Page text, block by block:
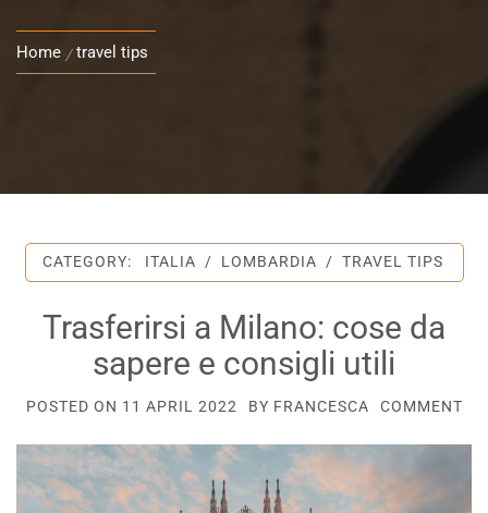
Home travel tips
CATEGORY: ITALIA / LOMBARDIA / TRAVEL TIPS
Trasferirsi a Milano: cose da
sapere e consigli utili
POSTED ON 11 APRIL 2022 BY FRANCESCA COMMENT